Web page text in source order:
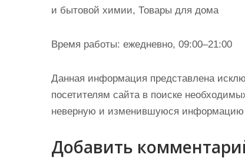
и бытовой химии, Товары для дома
Время работы: ежедневно, 09:00–21:00
Данная информация представлена
посетителям сайта в поиске
неверную и изменившуюся информацию
Добавить